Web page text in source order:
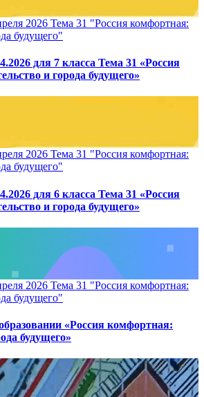
2026 Тема 31 "Россия комфортная:
будущего"
для 7 класса Тема 31 «Россия
и города будущего»
2026 Тема 31 "Россия комфортная:
будущего"
для 6 класса Тема 31 «Россия
и города будущего»
2026 Тема 31 "Россия комфортная:
будущего"
«Россия комфортная:
будущего»